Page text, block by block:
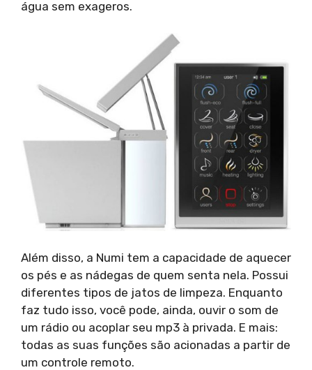
água sem exageros.
Além disso, a Numi tem a capacidade de aquecer
os pés e as nádegas de quem senta nela. Possui
diferentes tipos de jatos de limpeza. Enquanto
faz tudo isso, você pode, ainda, ouvir o som de
um rádio ou acoplar seu mp3 à privada. E mais:
todas as suas funções são acionadas a partir de
um controle remoto.